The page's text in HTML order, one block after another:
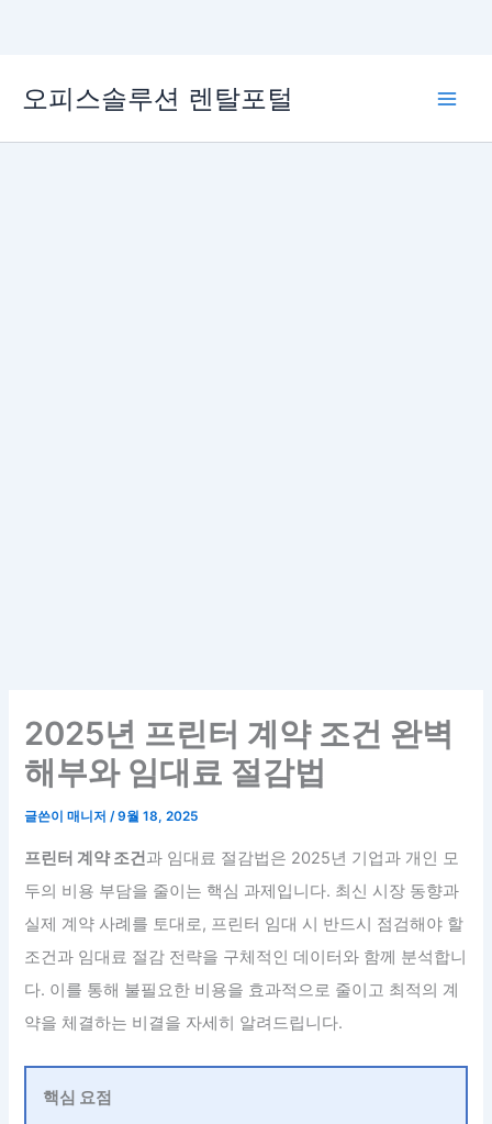
로
오피스솔루션 렌탈포털
2025년 프린터 계약 조건 완벽
해부와 임대료 절감법
글쓴이매니저 /9월 18, 2025
프린터 계약 조건과 임대료 절감법은 2025년 기업과 개인 모
두의 비용 부담을 줄이는 핵심 과제입니다. 최신 시장 동향과
실제 계약 사례를 토대로, 프린터 임대 시 반드시 점검해야 할
조건과 임대료 절감 전략을 구체적인 데이터와 함께 분석합니
다. 이를 통해 불필요한 비용을 효과적으로 줄이고 최적의 계
약을 체결하는 비결을 자세히 알려드립니다.
핵심 요점